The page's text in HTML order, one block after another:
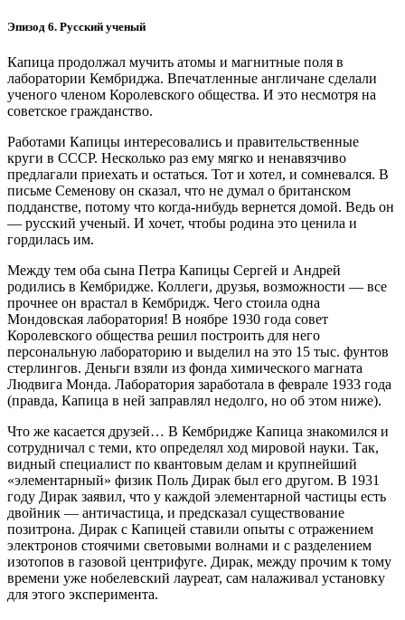
Эпизод 6. Русский ученый
Капица продолжал мучить атомы и магнитные поля в
лаборатории Кембриджа. Впечатленные англичане сделали
ученого членом Королевского общества. И это несмотря на
советское гражданство.
Работами Капицы интересовались и правительственные
круги в СССР. Несколько раз ему мягко и ненавязчиво
предлагали приехать и остаться. Тот и хотел, и сомневался. В
письме Семенову он сказал, что не думал о британском
подданстве, потому что когда-нибудь вернется домой. Ведь он
— ​русский ученый. И хочет, чтобы родина это ценила и
гордилась им.
Между тем оба сына Петра Капицы Сергей и Андрей
родились в Кембридже. Коллеги, друзья, возможности — ​все
прочнее он врастал в Кембридж. Чего стоила одна
Мондовская лаборатория! В ноябре 1930 года совет
Королевского общества решил построить для него
персональную лабораторию и выделил на это 15 тыс. фунтов
стерлингов. Деньги взяли из фонда химического магната
Людвига Монда. Лаборатория заработала в феврале 1933 года
(правда, Капица в ней заправлял недолго, но об этом ниже).
Что же касается друзей… В Кембридже Капица знакомился и
сотрудничал с теми, кто определял ход мировой науки. Так,
видный специалист по квантовым делам и крупнейший
«элементарный» физик Поль Дирак был его другом. В 1931
году Дирак заявил, что у каждой элементарной частицы есть
двойник — ​античастица, и предсказал существование
позитрона. Дирак с Капицей ставили опыты с отражением
электронов стоячими световыми волнами и с разделением
изотопов в газовой центрифуге. Дирак, между прочим к тому
времени уже нобелевский лауреат, сам налаживал установку
для этого эксперимента.